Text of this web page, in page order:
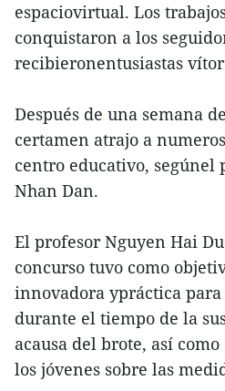
espaciovirtual. Los
conquistaron a los
recibieronentusiastas
Después de una semana
certamen atrajo a
centro educativo,
Nhan Dan.
El profesor Nguyen Hai
concurso tuvo como
innovadora ypráctica para
durante el tiempo de la
acausa del brote, así
los jóvenes sobre las